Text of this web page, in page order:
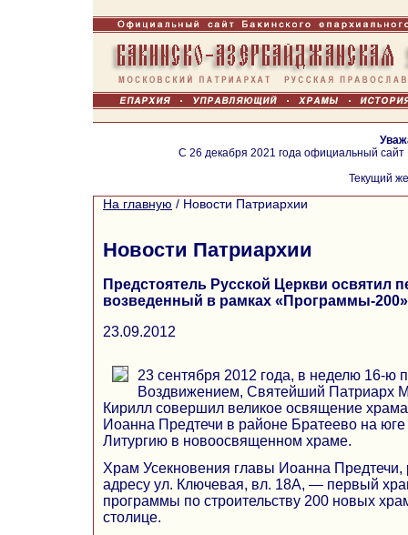
С 26 декабря 2021 года официальный
Текущий
На главную / Новости Патриархии
Новости Патриархии
Предстоятель Русской Церкви освятил
возведенный в рамках «Программы-
23.09.2012
23 сентября 2012 года, в неделю 16-ю
Воздвижением, Святейший Патриарх
Кирилл совершил великое освящение
Иоанна Предтечи в районе Братеево на
Литургию в новоосвященном храме.
Храм Усекновения главы Иоанна
адресу ул. Ключевая, вл. 18А, — первый
программы по строительству 200 новых
столице.